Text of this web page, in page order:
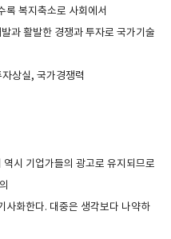
록 복지축소로 사회에서
과 활발한 경쟁과 투자로 국가기술
자상실, 국가경쟁력
시 기업가들의 광고로 유지되므로
사화한다. 대중은 생각보다 나약하